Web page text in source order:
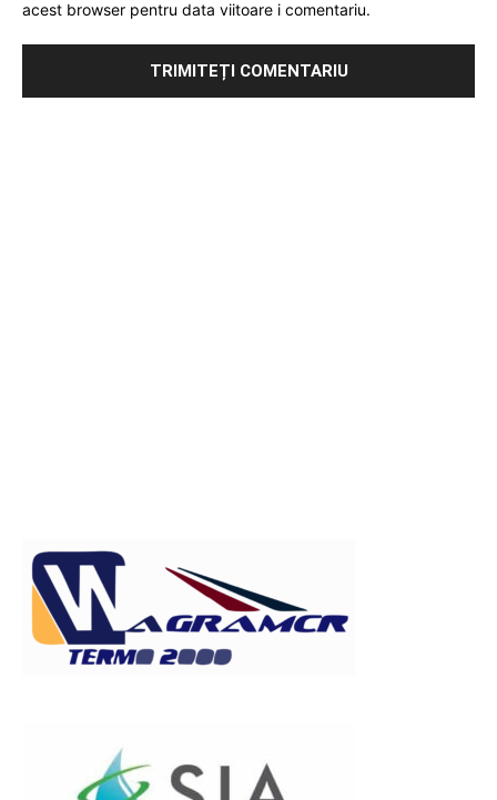
acest browser pentru data viitoare i comentariu.